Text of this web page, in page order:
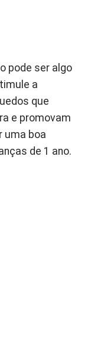
pode ser algo
a
que
e promovam
uma boa
de 1 ano.